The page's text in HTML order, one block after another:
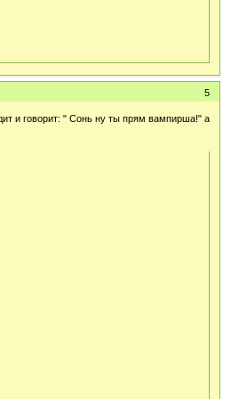
5
и говорит: " Сонь ну ты прям вампирша!" а